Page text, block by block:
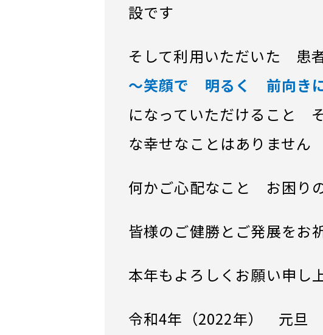
設です
そして利用いただいた 患
〜笑顔で 明るく 前向き
になっていただけること
な幸せなことはありません
何かご心配なこと お困り
皆様のご健勝とご発展をお
本年もよろしくお願い申し
令和4年（2022年） 元旦